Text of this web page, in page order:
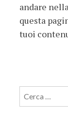
andare
questa
tuoi